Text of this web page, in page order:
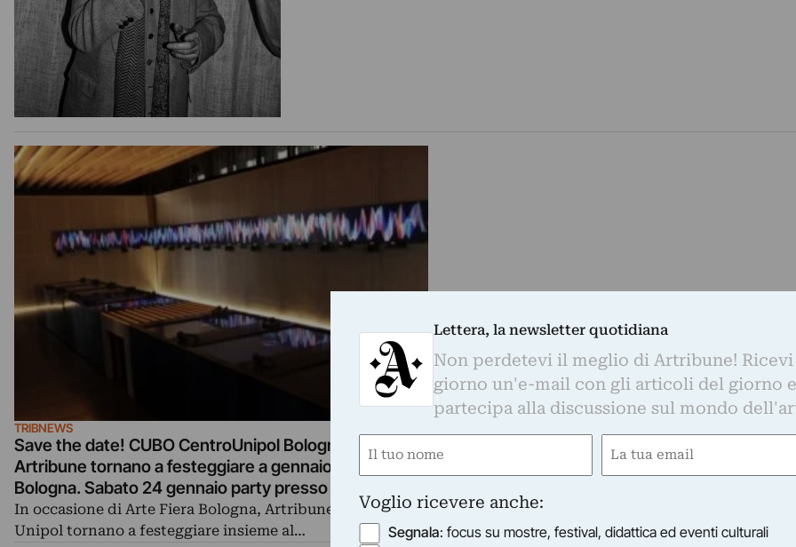
TRIBNEWS
Save the date! CUBO CentroUnipol Bologna e
Artribune tornano a festeggiare a gennaio l’arte a
Bologna. Sabato 24 gennaio party presso CUBO, nella
notte bianca di Arte Fiera Bologna. Con un progetto
speciale
In occasione di Arte Fiera Bologna, Artribune e Gruppo
Unipol tornano a festeggiare insieme al…
Lettera, la newsletter quotidiana
Non perdetevi il meglio di Artribune!
giorno un'e-mail con gli articoli del giorno
partecipa alla discussione sul mondo
Nome
Email
Voglio ricevere anche:
Segnala: focus su mostre, festival, didattica ed eventi culturali